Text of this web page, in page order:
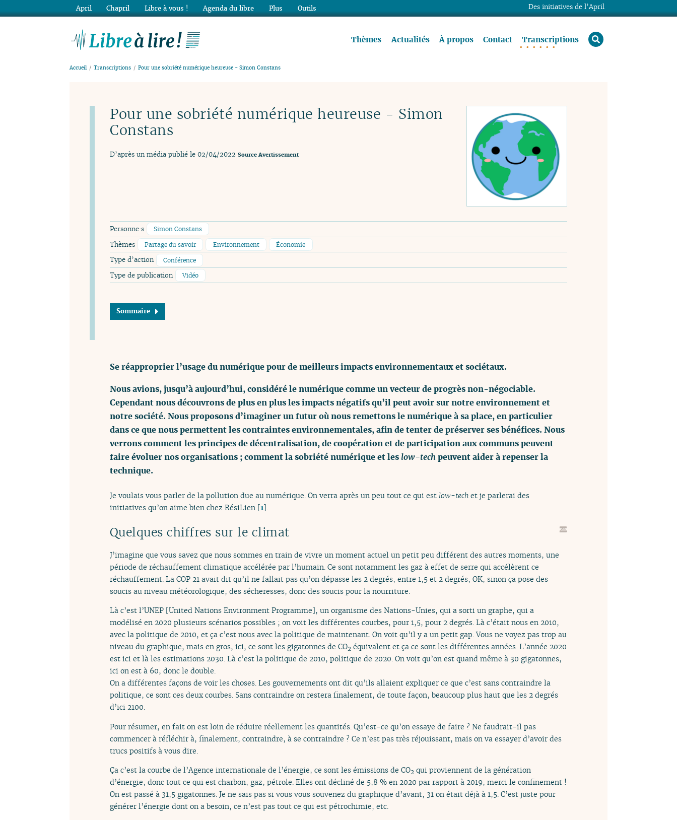
Thèmes Actualités À propos Contact Transcriptions rechercher
Accueil Transcriptions Pour une sobriété numérique heureuse - Simon Constans
Pour une sobriété numérique heureuse - Simon
Constans
D’après un média publié le 02/04/2022 Source Avertissement
Personne·s Simon Constans
Thèmes Partage du savoir Environnement Économie
Type d’action Conférence
Type de publication Vidéo
Sommaire
Se réapproprier l’usage du numérique pour de meilleurs impacts environnementaux et sociétaux.
Nous avions, jusqu’à aujourd’hui, considéré le numérique comme un vecteur de progrès non-négociable.
Cependant nous découvrons de plus en plus les impacts négatifs qu’il peut avoir sur notre environnement et
notre société. Nous proposons d’imaginer un futur où nous remettons le numérique à sa place, en particulier
dans ce que nous permettent les contraintes environnementales, afin de tenter de préserver ses bénéfices. Nous
verrons comment les principes de décentralisation, de coopération et de participation aux communs peuvent
faire évoluer nos organisations ; comment la sobriété numérique et les low-tech peuvent aider à repenser la
technique.
Je voulais vous parler de la pollution due au numérique. On verra après un peu tout ce qui est low-tech et je parlerai des
initiatives qu’on aime bien chez RésiLien [1].
Quelques chiffres sur le climat
J’imagine que vous savez que nous sommes en train de vivre un moment actuel un petit peu différent des autres moments, une
période de réchauffement climatique accélérée par l’humain. Ce sont notamment les gaz à effet de serre qui accélèrent ce
réchauffement. La COP 21 avait dit qu’il ne fallait pas qu’on dépasse les 2 degrés, entre 1,5 et 2 degrés, OK, sinon ça pose des
soucis au niveau météorologique, des sécheresses, donc des soucis pour la nourriture.
Là c’est l’UNEP [United Nations Environment Programme], un organisme des Nations-Unies, qui a sorti un graphe, qui a
modélisé en 2020 plusieurs scénarios possibles ; on voit les différentes courbes, pour 1,5, pour 2 degrés. Là c’était nous en 2010,
avec la politique de 2010, et ça c’est nous avec la politique de maintenant. On voit qu’il y a un petit gap. Vous ne voyez pas trop au
niveau du graphique, mais en gros, ici, ce sont les gigatonnes de CO2 équivalent et ça ce sont les différentes années. L’année 2020
est ici et là les estimations 2030. Là c’est la politique de 2010, politique de 2020. On voit qu’on est quand même à 30 gigatonnes,
ici on est à 60, donc le double.
On a différentes façons de voir les choses. Les gouvernements ont dit qu’ils allaient expliquer ce que c’est sans contraindre la
politique, ce sont ces deux courbes. Sans contraindre on restera finalement, de toute façon, beaucoup plus haut que les 2 degrés
d’ici 2100.
Pour résumer, en fait on est loin de réduire réellement les quantités. Qu’est-ce qu’on essaye de faire ? Ne faudrait-il pas
commencer à réfléchir à, finalement, contraindre, à se contraindre ? Ce n’est pas très réjouissant, mais on va essayer d’avoir des
trucs positifs à vous dire.
Ça c’est la courbe de l’Agence internationale de l’énergie, ce sont les émissions de CO2 qui proviennent de la génération
d’énergie, donc tout ce qui est charbon, gaz, pétrole. Elles ont décliné de 5,8 % en 2020 par rapport à 2019, merci le confinement !
On est passé à 31,5 gigatonnes. Je ne sais pas si vous vous souvenez du graphique d’avant, 31 on était déjà à 1,5. C’est juste pour
générer l’énergie dont on a besoin, ce n’est pas tout ce qui est pétrochimie, etc.
Des initiatives de l’April
April Chapril Libre à vous ! Agenda du libre Plus Outils